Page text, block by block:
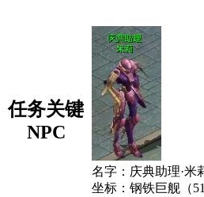
任务关键
NPC
名字：庆典助理·米
坐标：钢铁巨舰（